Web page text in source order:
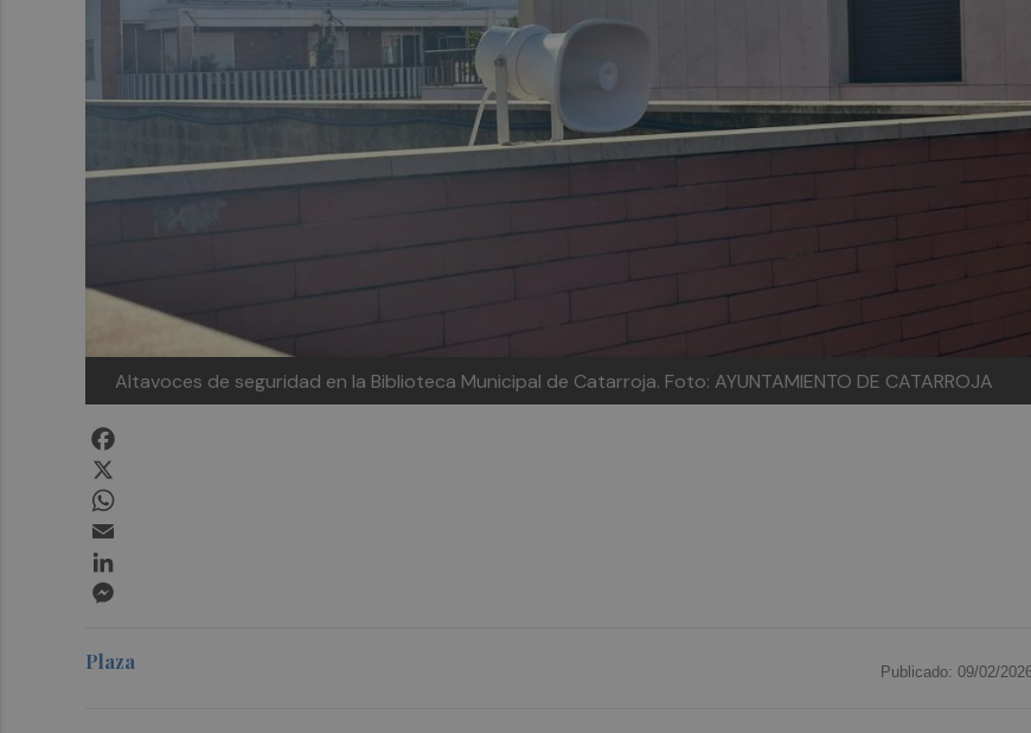
Altavoces de seguridad en la Biblioteca Municipal de Catarroja. Foto: AYUNTAMIENTO DE CATARROJA
Plaza Publicado: 09/02/